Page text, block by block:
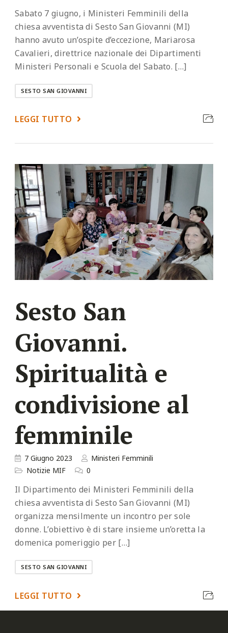
Sabato 7 giugno, i Ministeri Femminili della
chiesa avventista di Sesto San Giovanni (MI)
hanno avuto un’ospite d’eccezione, Mariarosa
Cavalieri, direttrice nazionale dei Dipartimenti
Ministeri Personali e Scuola del Sabato. […]
SESTO SAN GIOVANNI
LEGGI TUTTO
Sesto San
Giovanni.
Spiritualità e
condivisione al
femminile
7 Giugno 2023
Ministeri Femminili
Notizie MIF
0
Il Dipartimento dei Ministeri Femminili della
chiesa avventista di Sesto San Giovanni (MI)
organizza mensilmente un incontro per sole
donne. L’obiettivo è di stare insieme un’oretta la
domenica pomeriggio per […]
SESTO SAN GIOVANNI
LEGGI TUTTO